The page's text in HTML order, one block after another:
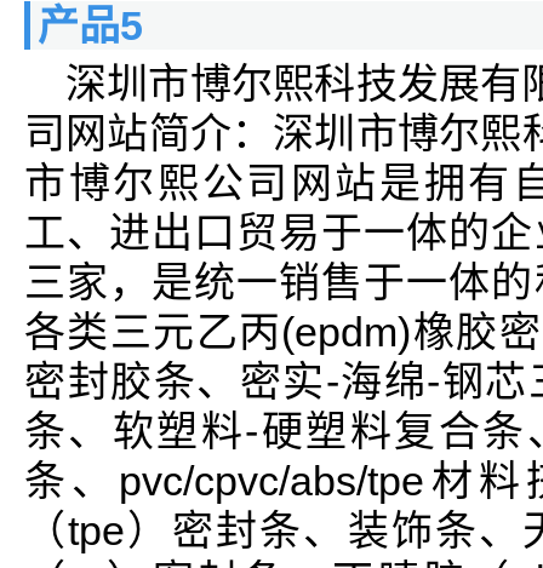
产品5
深圳市博尔熙科技发展有
司网站简介：深圳市博尔
市博尔熙公司网站是拥有
工、进出口贸易于一体的
三家，是统一销售于一体
各类三元乙丙(epdm)橡胶
密封胶条、密实-海绵-钢
条、软塑料-硬塑料复合
条、pvc/cpvc/abs/tpe材
（tpe）密封条、装饰条